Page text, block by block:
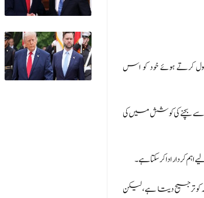
ہوئے خود کو اس
بچنے کی کوشش میں کی
ادا کر سکتا ہے۔
ترجیح دیتا ہے، لیکن